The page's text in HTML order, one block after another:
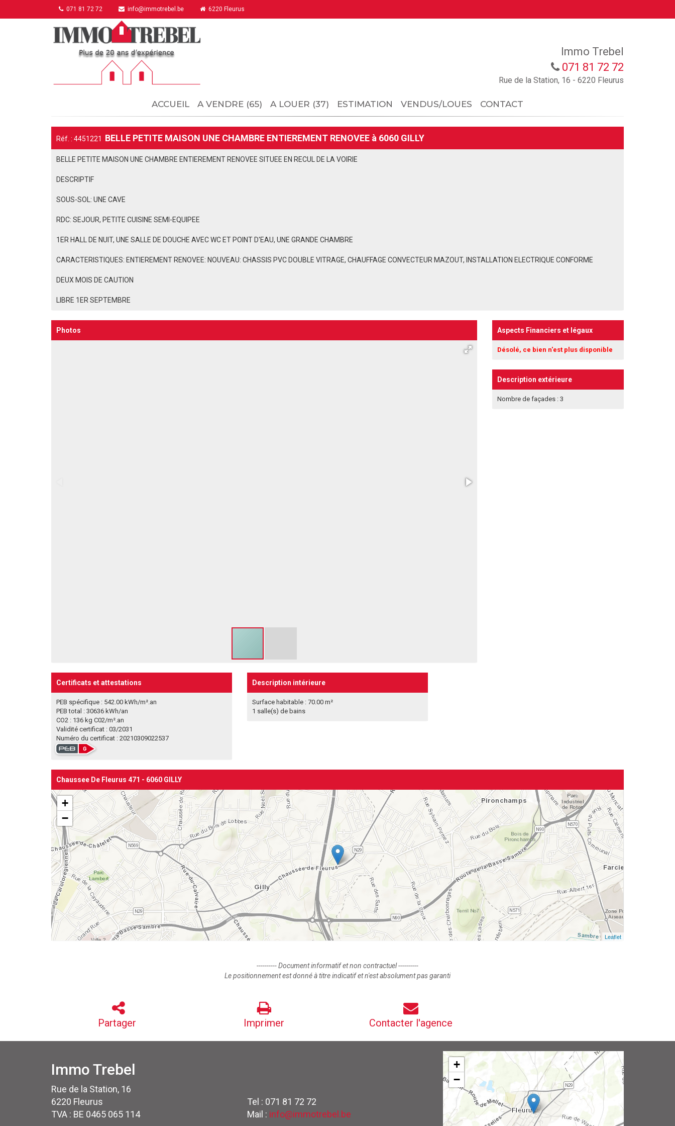
071 81 72 72 info@immotrebel.be 6220 Fleurus
Immo Trebel
071 81 72 72
Rue de la Station, 16 - 6220 Fleurus
ACCUEIL A VENDRE (65) A LOUER (37) ESTIMATION VENDUS/LOUES CONTACT
Réf. : 4451221 BELLE PETITE MAISON UNE CHAMBRE ENTIEREMENT RENOVEE à 6060 GILLY
BELLE PETITE MAISON UNE CHAMBRE ENTIEREMENT RENOVEE SITUEE EN RECUL DE LA VOIRIE
DESCRIPTIF
SOUS-SOL: UNE CAVE
RDC: SEJOUR, PETITE CUISINE SEMI-EQUIPEE
1ER HALL DE NUIT, UNE SALLE DE DOUCHE AVEC WC ET POINT D'EAU, UNE GRANDE CHAMBRE
CARACTERISTIQUES: ENTIEREMENT RENOVEE: NOUVEAU: CHASSIS PVC DOUBLE VITRAGE, CHAUFFAGE CONVECTEUR MAZOUT, INSTALLATION ELECTRIQUE CONFORME
DEUX MOIS DE CAUTION
LIBRE 1ER SEPTEMBRE
Photos Aspects Financiers et légaux
Désolé, ce bien n'est plus disponible
Description extérieure
Nombre de façades : 3
Certificats et attestations
PEB spécifique : 542.00 kWh/m².an
PEB total : 30636 kWh/an
CO2 : 136 kg C02/m².an
Validité certificat : 03/2031
Numéro du certificat : 20210309022537
Description intérieure
Surface habitable : 70.00 m²
1 salle(s) de bains
Chaussee De Fleurus 471 - 6060 GILLY
+
−
Leaflet
---------- Document informatif et non contractuel ----------
Le positionnement est donné à titre indicatif et n'est absolument pas garanti
Partager Imprimer Contacter l'agence
Immo Trebel
Rue de la Station, 16
6220 Fleurus
TVA : BE 0465 065 114
Tel : 071 81 72 72
Mail : info@immotrebel.be
+
−